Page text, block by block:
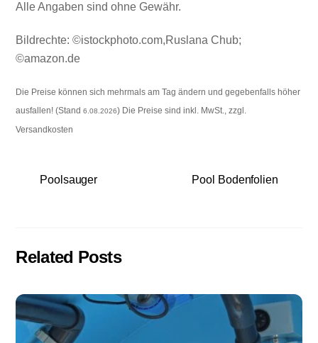
Alle Angaben sind ohne Gewähr.
Bildrechte: ©istockphoto.com,Ruslana Chub;
©amazon.de
Die Preise können sich mehrmals am Tag ändern und gegebenfalls höher
ausfallen! (Stand6.08.2026) Die Preise sind inkl. MwSt., zzgl.
Versandkosten
Poolsauger Pool Bodenfolien
Related Posts